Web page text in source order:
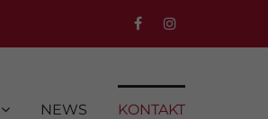
NEWS KONTAKT